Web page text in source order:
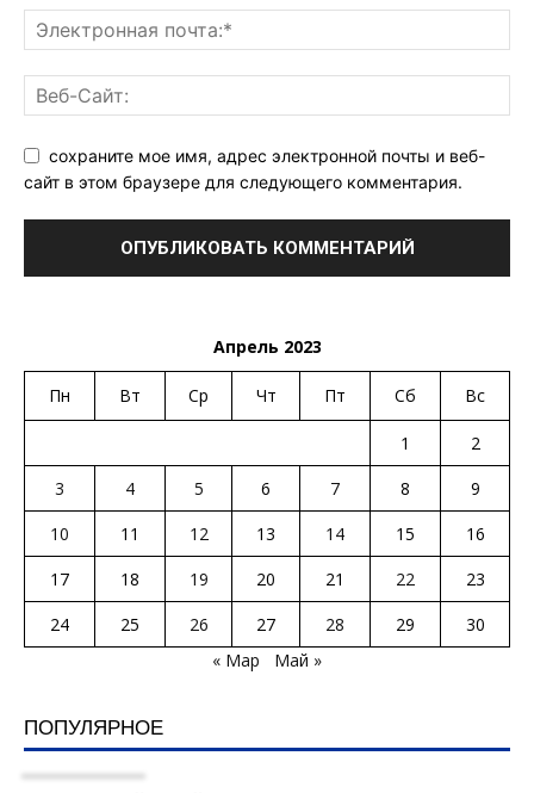
сохраните мое имя, адрес электронной почты и веб-
сайт в этом браузере для следующего комментария.
Апрель 2023
Пн Вт Ср Чт Пт Сб Вс
1
2
3
4 5 6 7 8
9
10
11 12 13 14 15
16
17
18 19 20 21 22
23
24
25 26 27 28 29
30
« Мар
Май »
ПОПУЛЯРНОЕ